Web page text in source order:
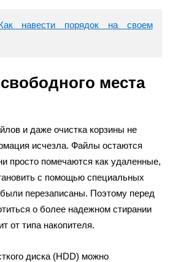
навести порядок на своем
места
и даже очистка корзины не
исчезла. Файлы остаются
просто помечаются как удаленные,
с помощью специальных
перезаписаны. Поэтому перед
о более надежном стирании
от типа накопителя.
диска (HDD) можно